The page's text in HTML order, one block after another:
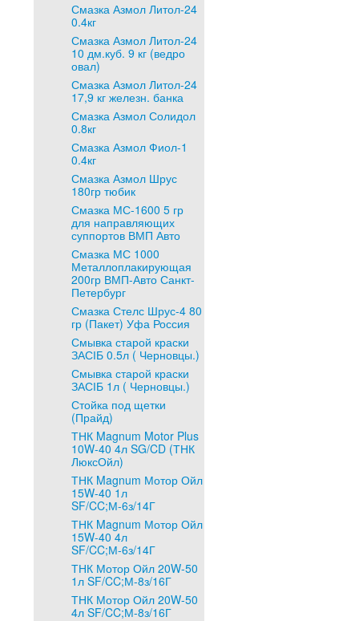
Смазка Азмол Литол-24
0.4кг
Смазка Азмол Литол-24
10 дм.куб. 9 кг (ведро
овал)
Смазка Азмол Литол-24
17,9 кг железн. банка
Смазка Азмол Солидол
0.8кг
Смазка Азмол Фиол-1
0.4кг
Смазка Азмол Шрус
180гр тюбик
Смазка МС-1600 5 гр
для направляющих
суппортов ВМП Авто
Смазка МС 1000
Металлоплакирующая
200гр ВМП-Авто Санкт-
Петербург
Смазка Стелс Шрус-4 80
гр (Пакет) Уфа Россия
Смывка старой краски
ЗАСІБ 0.5л ( Черновцы.)
Смывка старой краски
ЗАСІБ 1л ( Черновцы.)
Стойка под щетки
(Прайд)
ТНК Magnum Motor Plus
10W-40 4л SG/CD (ТНК
ЛюксОйл)
ТНК Magnum Мотор Ойл
15W-40 1л
SF/CC;М-6з/14Г
ТНК Magnum Мотор Ойл
15W-40 4л
SF/CC;М-6з/14Г
ТНК Мотор Ойл 20W-50
1л SF/CC;М-8з/16Г
ТНК Мотор Ойл 20W-50
4л SF/CC;М-8з/16Г